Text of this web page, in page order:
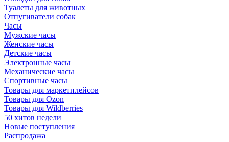
Туалеты для животных
Отпугиватели собак
Часы
Мужские часы
Женские часы
Детские часы
Электронные часы
Механические часы
Спортивные часы
Товары для маркетплейсов
Товары для Ozon
Товары для Wildberries
50 хитов недели
Новые поступления
Распродажа